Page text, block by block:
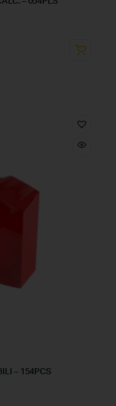
– 154PCS